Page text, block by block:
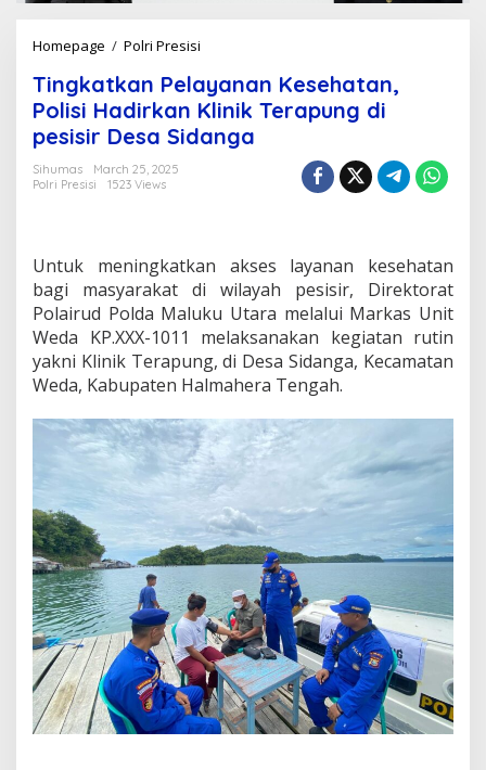
Homepage / Polri Presisi
n
g
k
a
e
l
a
y
a
n
a
n
K
e
e
t
a
n
,
P
o
l
i
s
i
H
Tingkatkan Pelayanan Kesehatan,
Polisi Hadirkan Klinik Terapung di
pesisir Desa Sidanga
Sihumas
March 25, 2025
Polri Presisi
1523 Views
Untuk meningkatkan akses layanan kesehatan
bagi masyarakat di wilayah pesisir, Direktorat
Polairud Polda Maluku Utara melalui Markas Unit
Weda KP.XXX-1011 melaksanakan kegiatan rutin
yakni Klinik Terapung, di Desa Sidanga, Kecamatan
Weda, Kabupaten Halmahera Tengah.